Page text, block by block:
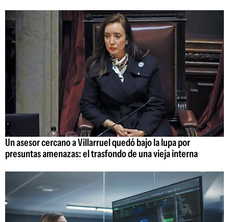
Un asesor cercano a Villarruel quedó bajo la lupa por
presuntas amenazas: el trasfondo de una vieja interna